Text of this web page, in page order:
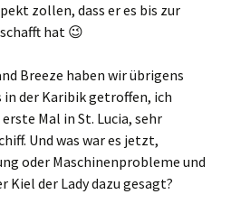
zollen, dass er es bis zur
hat 😉
Breeze haben wir übrigens
der Karibik getroffen, ich
Mal in St. Lucia, sehr
Und was war es jetzt,
oder Maschinenprobleme und
Kiel der Lady dazu gesagt?